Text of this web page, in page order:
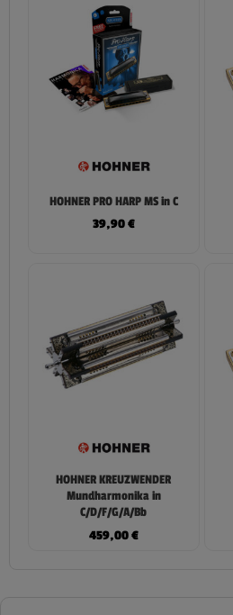
HOHNER PRO HARP MS in C
39,90€
HOHNER KREUZWENDER
Mundharmonika in
C/D/F/G/A/Bb
459,00€